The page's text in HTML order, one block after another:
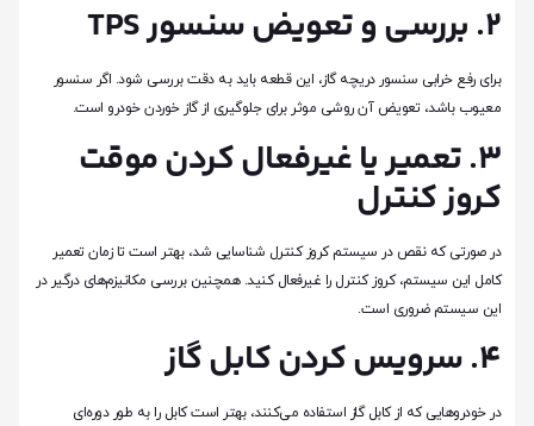
۲. بررسی و تعویض سنسور TPS
برای رفع خرابی سنسور دریچه گاز، این قطعه باید به دقت بررسی شود. اگر سنسور
معیوب باشد، تعویض آن روشی موثر برای جلوگیری از گاز خوردن خودرو است.
۳. تعمیر یا غیرفعال کردن موقت
کروز کنترل
در صورتی که نقص در سیستم کروز کنترل شناسایی شد، بهتر است تا زمان تعمیر
کامل این سیستم، کروز کنترل را غیرفعال کنید. همچنین بررسی مکانیزم‌های درگیر در
این سیستم ضروری است.
۴. سرویس کردن کابل گاز
در خودروهایی که از کابل گاز استفاده می‌کنند، بهتر است کابل را به طور دوره‌ای